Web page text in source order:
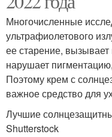
Многочисленные
ультрафиолетового
ее старение,
нарушает
Поэтому крем с
важное средство для
Лучшие
Shutterstock